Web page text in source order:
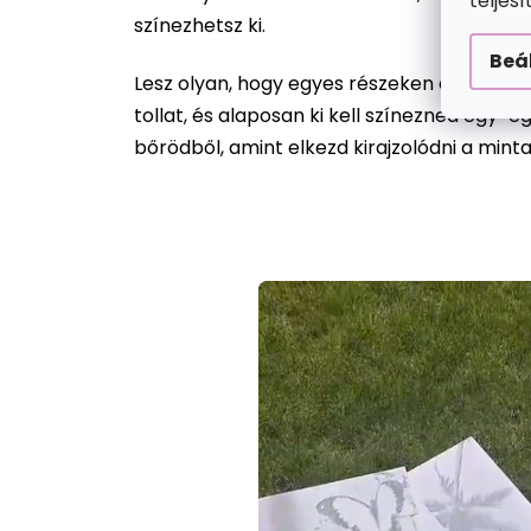
színezhetsz ki.
Lesz olyan, hogy egyes részeken csak
tollat, és alaposan ki kell színezned egy-
bőrödből, amint elkezd kirajzolódni a